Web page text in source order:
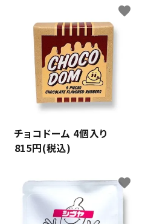
チョコドーム 4個入り
815円(税込)
favorite
favorite